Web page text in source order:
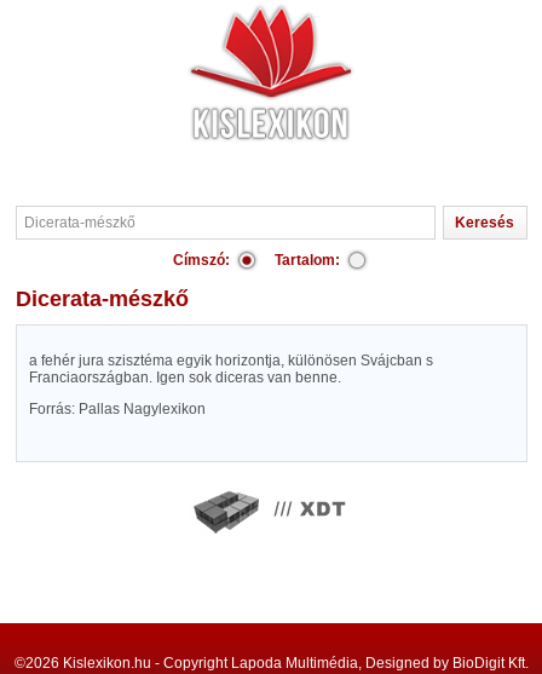
Címszó: Tartalom:
Dicerata-mészkő
a fehér jura szisztéma egyik horizontja, különösen Svájcban s
Franciaországban. Igen sok diceras van benne.
Forrás: Pallas Nagylexikon
©2026 Kislexikon.hu - Copyright Lapoda Multimédia, Designed by BioDigit Kft.